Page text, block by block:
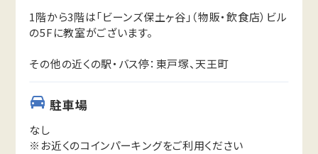
1階から3階は「ビーンズ保土ヶ谷」（物販・飲食店）ビル
の5Fに教室がございます。
その他の近くの駅・バス停：東戸塚、天王町
駐車場
なし
※お近くのコインパーキングをご利用ください